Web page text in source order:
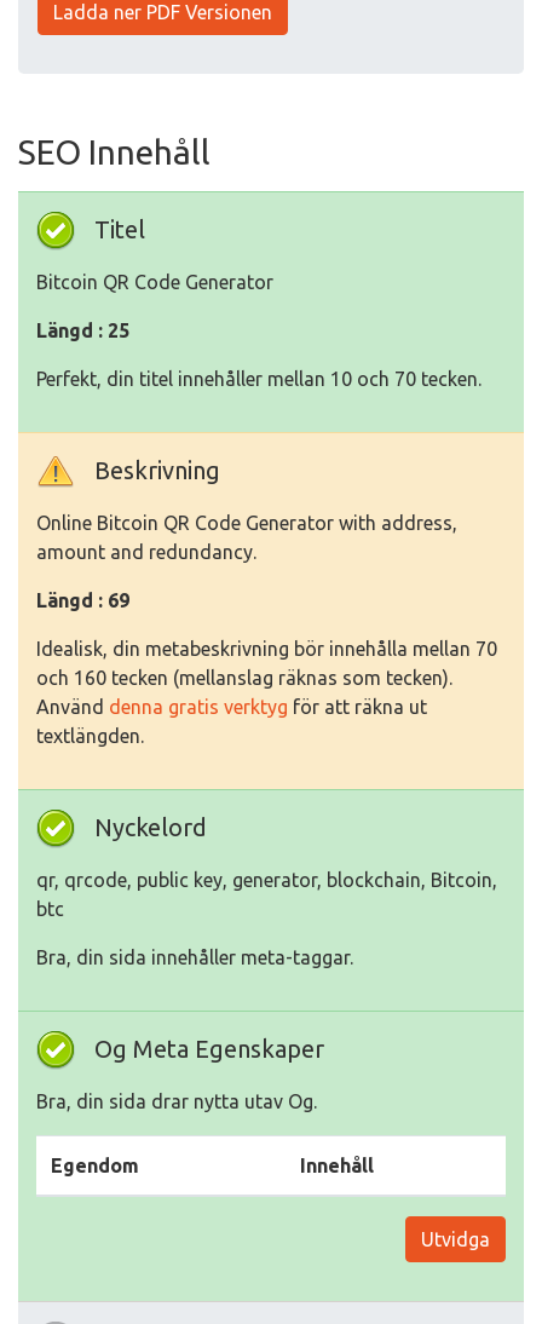
Ladda ner PDF Versionen
SEO Innehåll
Titel
Bitcoin QR Code Generator
Längd : 25
Perfekt, din titel innehåller mellan 10 och 70 tecken.
Beskrivning
Online Bitcoin QR Code Generator with address,
amount and redundancy.
Längd : 69
Idealisk, din metabeskrivning bör innehålla mellan 70
och 160 tecken (mellanslag räknas som tecken).
Använd denna gratis verktyg för att räkna ut
textlängden.
Nyckelord
qr, qrcode, public key, generator, blockchain, Bitcoin,
btc
Bra, din sida innehåller meta-taggar.
Og Meta Egenskaper
Bra, din sida drar nytta utav Og.
Egendom Innehåll
Utvidga